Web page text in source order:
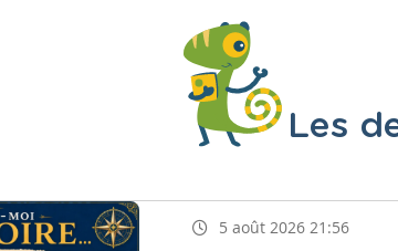
Les
5 août 2026 21:56